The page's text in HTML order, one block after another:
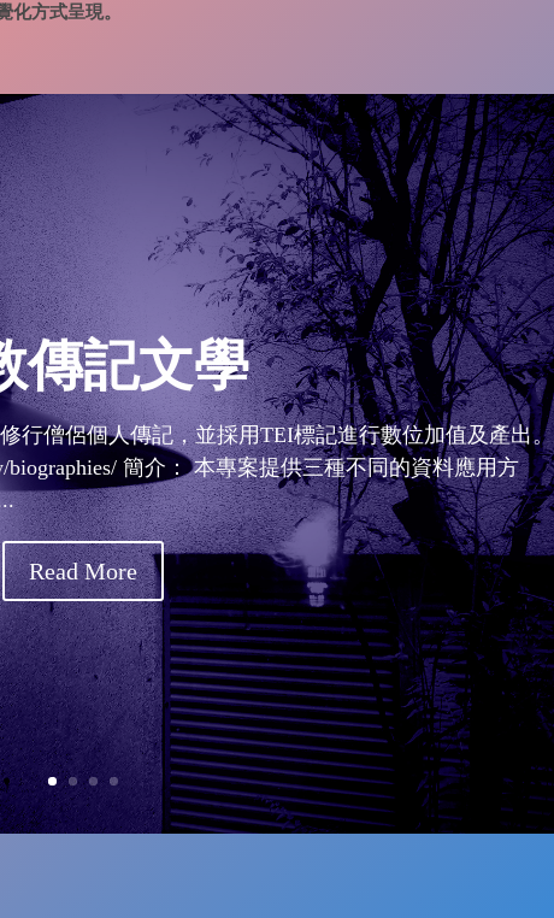
方式呈現。
傳記文學
行僧侶個人傳記，並採用TEI標記進行數位加值及產出。
biographies/ 簡介： 本專案提供三種不同的資料應用方
Read More